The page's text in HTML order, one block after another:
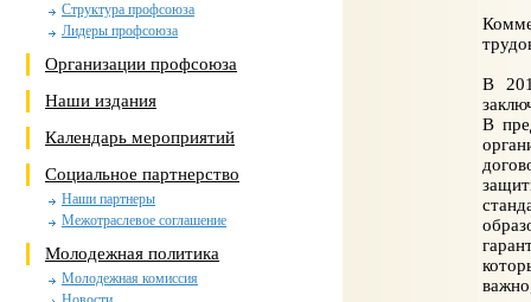
Структура профсоюза
Лидеры профсоюза
Организации профсоюза
Наши издания
Календарь мероприятий
Социальное партнерство
Наши партнеры
Межотраслевое соглашение
Молодежная политика
Молодежная комиссия
В
В